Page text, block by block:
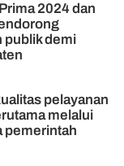
2024 dan
publik demi
pelayanan
melalui
pemerintah